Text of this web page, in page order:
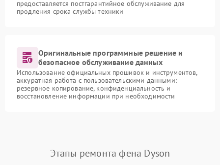
предоставляется постгарантийное обслуживание для
продления срока службы техники
Оригинальные программные решение и
безопасное обслуживание данных
Использование официальных прошивок и инструментов,
аккуратная работа с пользовательскими данными:
резервное копирование, конфиденциальность и
восстановление информации при необходимости
Этапы ремонта фена Dyson